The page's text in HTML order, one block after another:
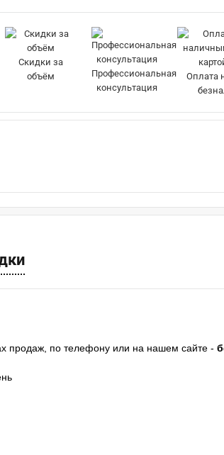
Скидки за
объём
Профессиональная
консультация
Оплата
продаж, по телефону или на нашем сайте -